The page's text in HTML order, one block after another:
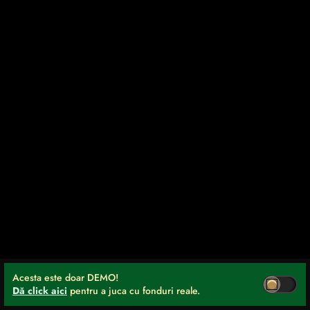
Acesta este doar DEMO!
Dă click aici pentru a juca cu fonduri reale.